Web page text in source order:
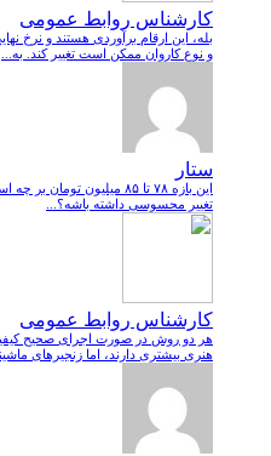
کارشناس روابط عمومی
بله، این ارقام برآوردی هستند و نرخ
و نوع کاروان ممکن است تغییر کند. به...
ستار
این بازه ۷۸ تا ۸۵ میلیون
تغییر محسوسی داشته باشه؟...
کارشناس روابط عمومی
هر دو روش در صورت اجرای صحیح
هنری بیشتری دارند، اما زنجیرهای